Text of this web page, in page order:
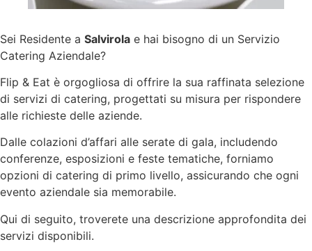
Sei Residente a Salvirola e hai bisogno di un Servizio
Catering Aziendale?
Flip & Eat è orgogliosa di offrire la sua raffinata selezione
di servizi di catering, progettati su misura per rispondere
alle richieste delle aziende.
Dalle colazioni d’affari alle serate di gala, includendo
conferenze, esposizioni e feste tematiche, forniamo
opzioni di catering di primo livello, assicurando che ogni
evento aziendale sia memorabile.
Qui di seguito, troverete una descrizione approfondita dei
servizi disponibili.